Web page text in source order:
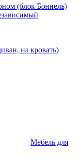
(блок Боннель)
на кровать)
Мебель для